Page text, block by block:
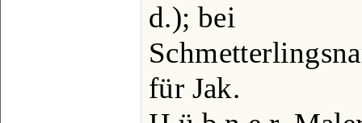
d.); bei
für Jak.